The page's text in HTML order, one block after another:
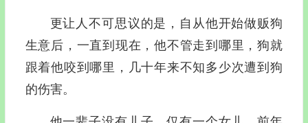
更让人不可思议的是，自从他开始做贩狗
生意后，一直到现在，他不管走到哪里，狗就
跟着他咬到哪里，几十年来不知多少次遭到狗
的伤害。